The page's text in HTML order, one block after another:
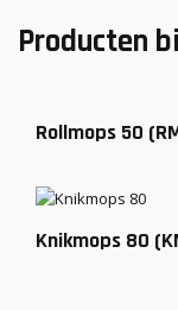
Producten
Rollmops 50
Knikmops 80